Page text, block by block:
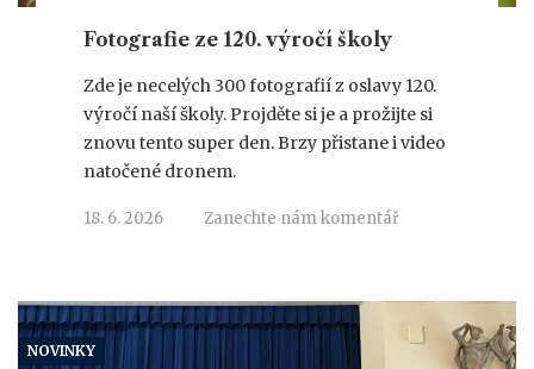
Fotografie ze 120. výročí školy
Zde je necelých 300 fotografií z oslavy 120.
výročí naší školy. Projděte si je a prožijte si
znovu tento super den. Brzy přistane i video
natočené dronem.
18. 6. 2026 Zanechte nám komentář
NOVINKY